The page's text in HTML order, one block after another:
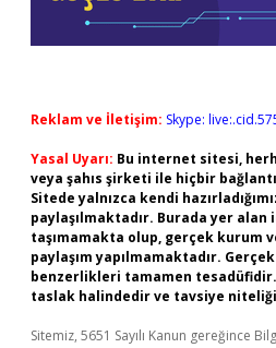
Reklam ve İletişim: Skype:
Yasal Uyarı: Bu internet sitesi,
veya şahıs şirketi ile hiçbir
Sitede yalnızca kendi
paylaşılmaktadır. Burada yer
taşımamakta olup, gerçek kurum
paylaşım yapılmamaktadır.
benzerlikleri tamamen
taslak halindedir ve tavsiye
Sitemiz, 5651 Sayılı Kanun gereğince